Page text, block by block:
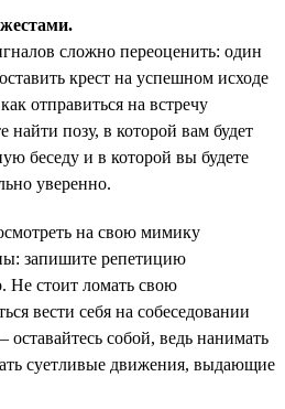
сложно переоценить: один
крест на успешном исходе
отправиться на встречу
найти позу, в которой вам будет
беседу и в которой вы будете
уверенно.
на свою мимику
запишите репетицию
Не стоит ломать свою
вести себя на собеседовании
собой, ведь нанимать
суетливые движения, выдающие